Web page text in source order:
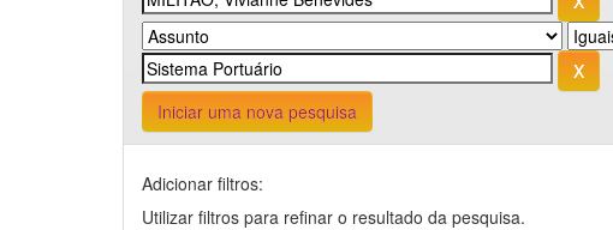
Iniciar uma nova pesquisa
Adicionar filtros:
Utilizar filtros para refinar o resultado da pesquisa.